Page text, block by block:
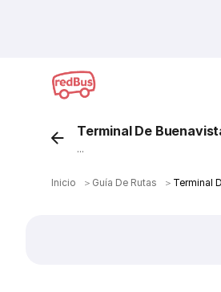
Terminal De
...
Inicio ＞ Guía De Rutas ＞ Terminal